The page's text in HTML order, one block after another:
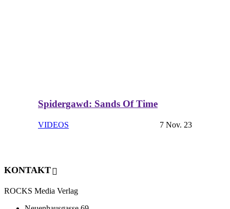
Spidergawd: Sands Of Time
VIDEOS 7 Nov. 23
KONTAKT
ROCKS Media Verlag